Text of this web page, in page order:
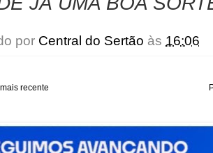
por Central do Sertão às 16:06
recente